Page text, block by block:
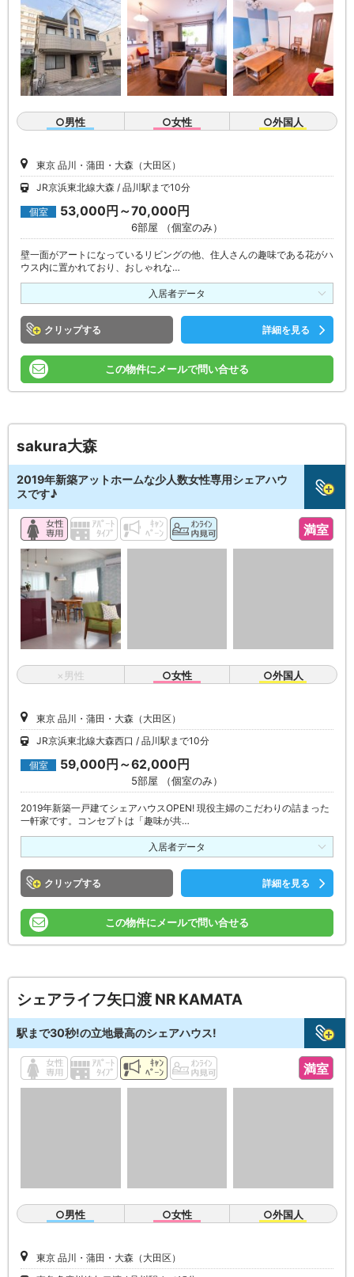
○男性 ○女性 ○外国人
東京 品川・蒲田・大森（大田区）
JR京浜東北線大森
品川駅まで10分
個室 53,000円～70,000円
6部屋 （個室のみ）
壁一面がアートになっているリビングの他、住人さんの趣味である花がハ
ウス内に置かれており、おしゃれな…
入居者データ
クリップ 詳細を見る
この物件にメールで問い合せる
sakura大森
2019年新築アットホームな少人数女性専用シェアハウ
スです♪
満室
×男性 ○女性 ○外国人
東京 品川・蒲田・大森（大田区）
JR京浜東北線大森西口
品川駅まで10分
個室 59,000円～62,000円
5部屋 （個室のみ）
2019年新築一戸建てシェアハウスOPEN! 現役主婦のこだわりの詰まった
一軒家です。コンセプトは「趣味が共…
入居者データ
クリップ 詳細を見る
この物件にメールで問い合せる
シェアライフ矢口渡 NR KAMATA
駅まで30秒!の立地最高のシェアハウス!
満室
○男性 ○女性 ○外国人
東京 品川・蒲田・大森（大田区）